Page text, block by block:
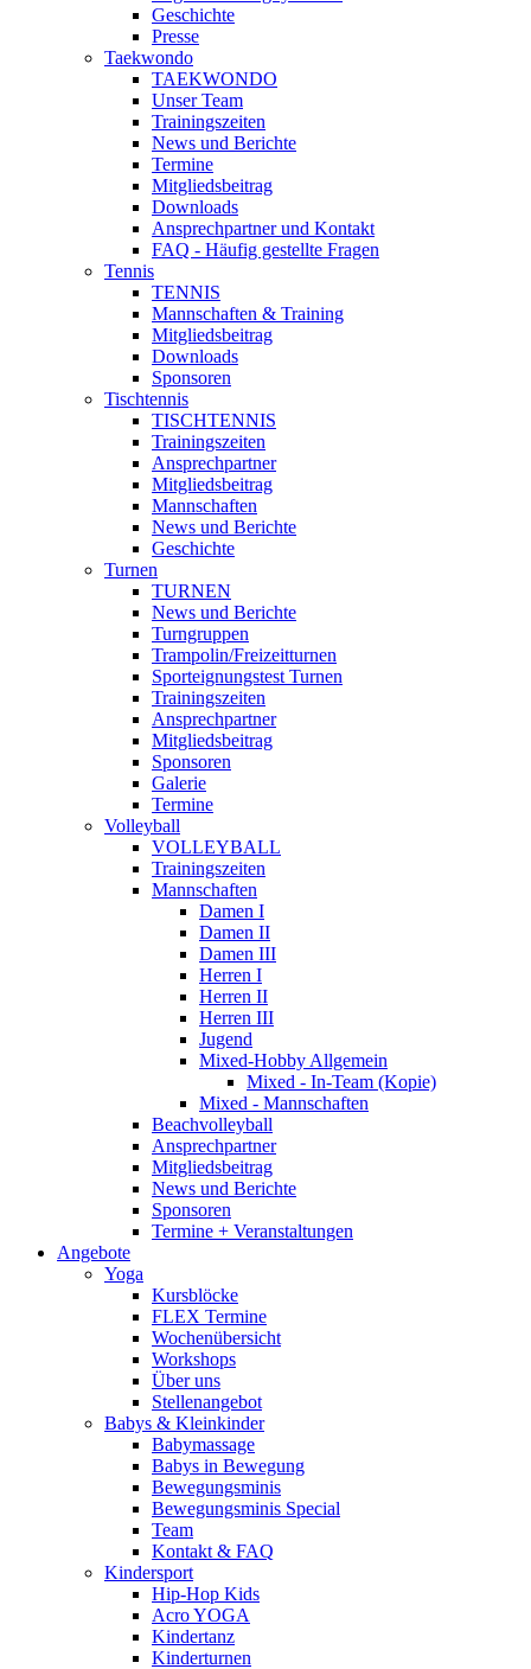
Geschichte
Presse
Taekwondo
TAEKWONDO
Unser Team
Trainingszeiten
News und Berichte
Termine
Mitgliedsbeitrag
Downloads
Ansprechpartner und Kontakt
FAQ - Häufig gestellte Fragen
Tennis
TENNIS
Mannschaften & Training
Mitgliedsbeitrag
Downloads
Sponsoren
Tischtennis
TISCHTENNIS
Trainingszeiten
Ansprechpartner
Mitgliedsbeitrag
Mannschaften
News und Berichte
Geschichte
Turnen
TURNEN
News und Berichte
Turngruppen
Trampolin/Freizeitturnen
Sporteignungstest Turnen
Trainingszeiten
Ansprechpartner
Mitgliedsbeitrag
Sponsoren
Galerie
Termine
Volleyball
VOLLEYBALL
Trainingszeiten
Mannschaften
Damen I
Damen II
Damen III
Herren I
Herren II
Herren III
Jugend
Mixed-Hobby Allgemein
Mixed - In-Team (Kopie)
Mixed - Mannschaften
Beachvolleyball
Ansprechpartner
Mitgliedsbeitrag
News und Berichte
Sponsoren
Termine + Veranstaltungen
Angebote
Yoga
Kursblöcke
FLEX Termine
Wochenübersicht
Workshops
Über uns
Stellenangebot
Babys & Kleinkinder
Babymassage
Babys in Bewegung
Bewegungsminis
Bewegungsminis Special
Team
Kontakt & FAQ
Kindersport
Hip-Hop Kids
Acro YOGA
Kindertanz
Kinderturnen